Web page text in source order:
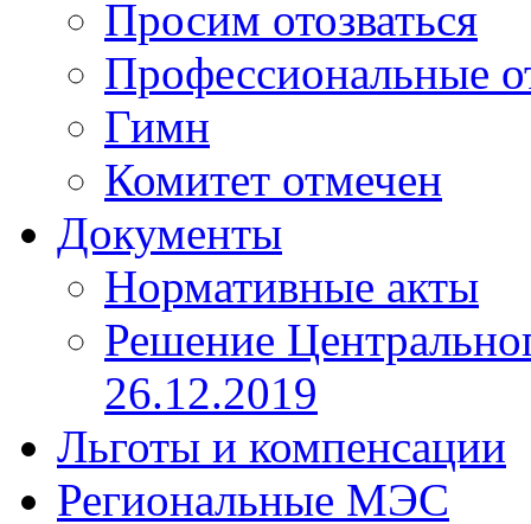
Просим отозваться
Профессиональные
Гимн
Комитет отмечен
Документы
Нормативные акты
Решение
26.12.2019
Льготы и компенсации
Региональные МЭС